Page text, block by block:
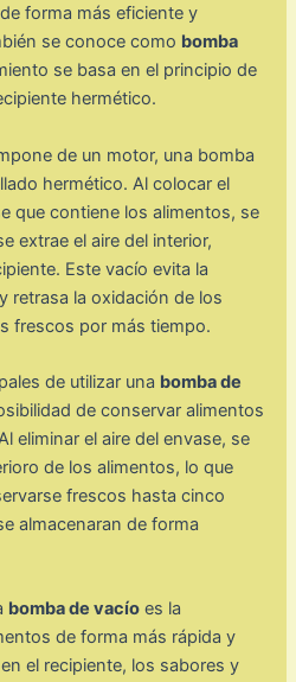
forma más eficiente y
se conoce como bomba
se basa en el principio de
hermético.
de un motor, una bomba
hermético. Al colocar el
que contiene los alimentos, se
extrae el aire del interior,
Este vacío evita la
retrasa la oxidación de los
frescos por más tiempo.
de utilizar una bomba de
de conservar alimentos
eliminar el aire del envase, se
de los alimentos, lo que
frescos hasta cinco
almacenaran de forma
bomba de vacío es la
de forma más rápida y
el recipiente, los sabores y